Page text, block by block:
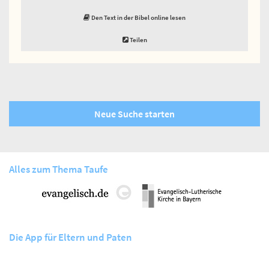
Den Text in der Bibel online lesen
Teilen
Neue Suche starten
Alles zum Thema Taufe
Die App für Eltern und Paten